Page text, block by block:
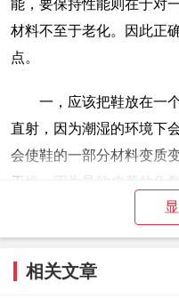
能，要保持性能则在于对
材料不至于老化。因此正
点。
一，应该把鞋放在一
直射，因为潮湿的环境下
会使鞋的一部分材料变质
干燥，因为导致皮革的龟裂
二，保存鞋的时候，
部的干燥，而且有利于保
相关文章